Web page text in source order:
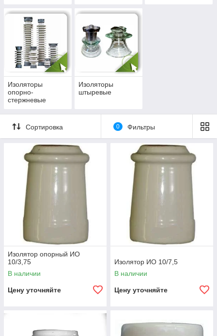
Изоляторы
опорно-
стержневые
Изоляторы
штыревые
Сортировка 0 Фильтры
Изолятор опорный ИО
10/3,75
В наличии
Цену уточняйте
Изолятор ИО 10/7,5
В наличии
Цену уточняйте